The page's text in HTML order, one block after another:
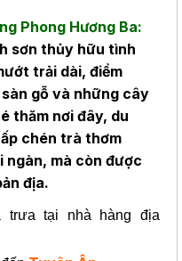
Phong Hương Ba:
sơn thủy hữu tình
trải dài, điểm
gỗ và những cây
thăm nơi đây, du
chén trà thơm
ngàn, mà còn được
địa.
trưa tại nhà hàng địa